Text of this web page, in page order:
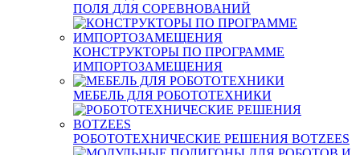
ПОЛЯ ДЛЯ СОРЕВНОВАНИЙ
КОНСТРУКТОРЫ ПО ПРОГРАММЕ
ИМПОРТОЗАМЕЩЕНИЯ
МЕБЕЛЬ ДЛЯ РОБОТОТЕХНИКИ
РОБОТОТЕХНИЧЕСКИЕ РЕШЕНИЯ BOTZEES